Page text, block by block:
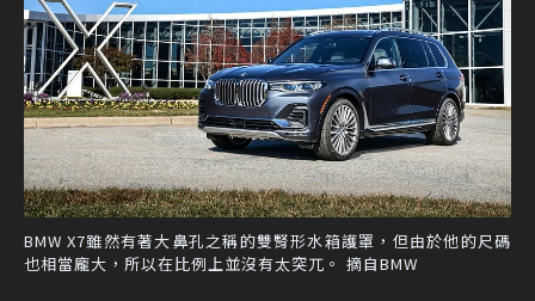
BMW X7雖然有著大鼻孔之稱的雙腎形水箱護罩，但由於他的尺碼
也相當龐大，所以在比例上並沒有太突兀。 摘自BMW